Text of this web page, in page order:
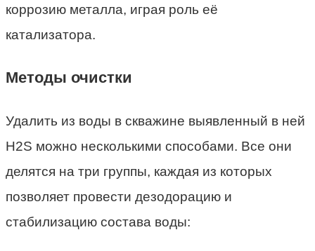
коррозию металла, играя роль её
катализатора.
Методы очистки
Удалить из воды в скважине выявленный в ней
H2S можно несколькими способами. Все они
делятся на три группы, каждая из которых
позволяет провести дезодорацию и
стабилизацию состава воды: